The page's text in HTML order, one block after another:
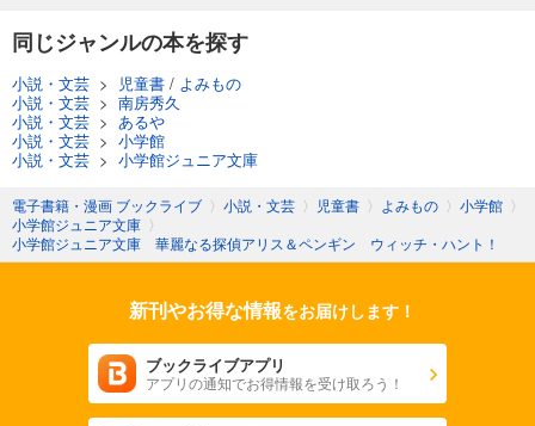
同じジャンルの本を探す
小説・文芸 > 児童書 / よみもの
小説・文芸 > 南房秀久
小説・文芸 > あるや
小説・文芸 > 小学館
小説・文芸 > 小学館ジュニア文庫
電子書籍・漫画 ブックライブ 〉 小説・文芸 〉 児童書 〉 よみもの 〉 小学館 〉
小学館ジュニア文庫 〉
小学館ジュニア文庫 華麗なる探偵アリス＆ペンギン ウィッチ・ハント！
新刊やお得な情報をお届けします！
ブックライブアプリ
アプリの通知でお得情報を受け取ろう！